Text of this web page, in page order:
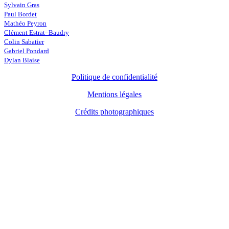
Sylvain Gras
Paul Bordet
Mathéo Peyron
Clément Estrat–Baudry
Colin Sabatier
Gabriel Pondard
Dylan Blaise
Politique de confidentialité
Mentions légales
Crédits photographiques